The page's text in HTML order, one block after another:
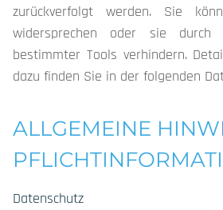
zurückverfolgt werden. Sie
widersprechen oder sie durch
bestimmter Tools verhindern.
dazu finden Sie in der folgenden
ALLGEMEINE
Datenschutz